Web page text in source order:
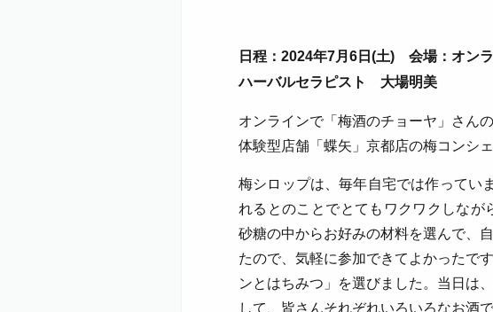
日程：2024年7月6日(土) 会場：オン
ハーバルセラピスト 大場明美
オンラインで「梅酒のチョーヤ」さん
体験型店舗「蝶矢」京都店の梅コンシ
梅シロップは、毎年自宅では作ってい
れるとのことでとてもワクワクしな
砂糖の中からお好みの材料を選んで、
たので、気軽に参加できてよかったで
ンとはちみつ」を選びました。当日は
して、皆さんそれぞれいろいろなお酒